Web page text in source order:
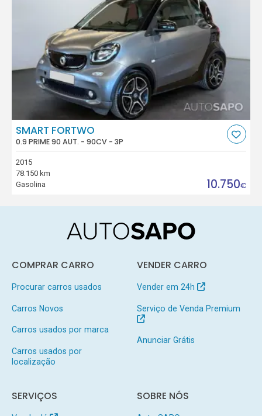
SMART FORTWO
0.9 PRIME 90 AUT. - 90CV - 3P
2015
78.150 km
Gasolina
10.750€
COMPRAR CARRO
Procurar carros usados
Carros Novos
Carros usados por marca
Carros usados por
localização
VENDER CARRO
Vender em 24h
Serviço de Venda Premium
Anunciar Grátis
SERVIÇOS SOBRE NÓS